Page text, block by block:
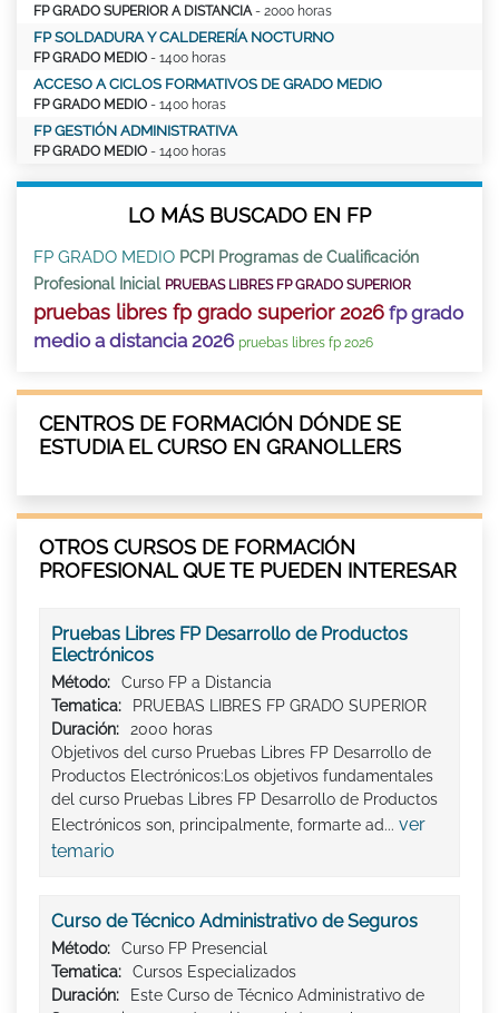
FP GRADO SUPERIOR A DISTANCIA - 2000 horas
FP SOLDADURA Y CALDERERÍA NOCTURNO
FP GRADO MEDIO - 1400 horas
ACCESO A CICLOS FORMATIVOS DE GRADO MEDIO
FP GRADO MEDIO - 1400 horas
FP GESTIÓN ADMINISTRATIVA
FP GRADO MEDIO - 1400 horas
LO MÁS BUSCADO EN FP
FP GRADO MEDIO PCPI Programas de Cualificación
Profesional Inicial PRUEBAS LIBRES FP GRADO SUPERIOR
pruebas libres fp grado superior 2026 fp grado
medio a distancia 2026 pruebas libres fp 2026
CENTROS DE FORMACIÓN DÓNDE SE
ESTUDIA EL CURSO EN GRANOLLERS
OTROS CURSOS DE FORMACIÓN
PROFESIONAL QUE TE PUEDEN INTERESAR
Pruebas Libres FP Desarrollo de Productos
Electrónicos
Método:
Curso FP a Distancia
Tematica:
PRUEBAS LIBRES FP GRADO SUPERIOR
Duración:
2000 horas
Objetivos del curso Pruebas Libres FP Desarrollo de
Productos Electrónicos:Los objetivos fundamentales
del curso Pruebas Libres FP Desarrollo de Productos
Electrónicos son, principalmente, formarte ad... ver
temario
Curso de Técnico Administrativo de Seguros
Método:
Curso FP Presencial
Tematica:
Cursos Especializados
Duración:
Este Curso de Técnico Administrativo de